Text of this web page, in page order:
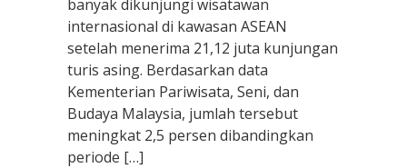
banyak dikunjungi wisatawan
internasional di kawasan ASEAN
setelah menerima 21,12 juta kunjungan
turis asing. Berdasarkan data
Kementerian Pariwisata, Seni, dan
Budaya Malaysia, jumlah tersebut
meningkat 2,5 persen dibandingkan
periode […]